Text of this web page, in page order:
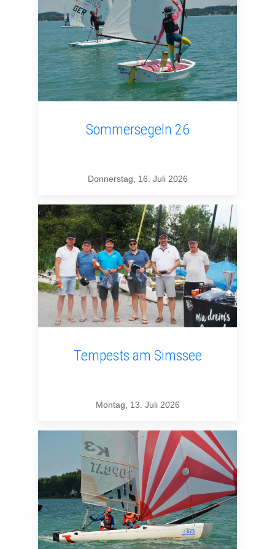
Sommersegeln 26
Donnerstag, 16. Juli 2026
Tempests am Simssee
Montag, 13. Juli 2026